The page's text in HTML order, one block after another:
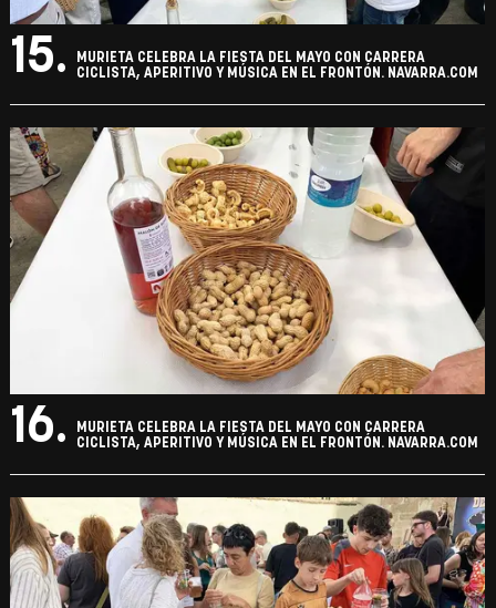
15.
MURIETA CELEBRA LA FIESTA DEL MAYO CON CARRERA
CICLISTA, APERITIVO Y MÚSICA EN EL FRONTÓN. NAVARRA.COM
16.
MURIETA CELEBRA LA FIESTA DEL MAYO CON CARRERA
CICLISTA, APERITIVO Y MÚSICA EN EL FRONTÓN. NAVARRA.COM